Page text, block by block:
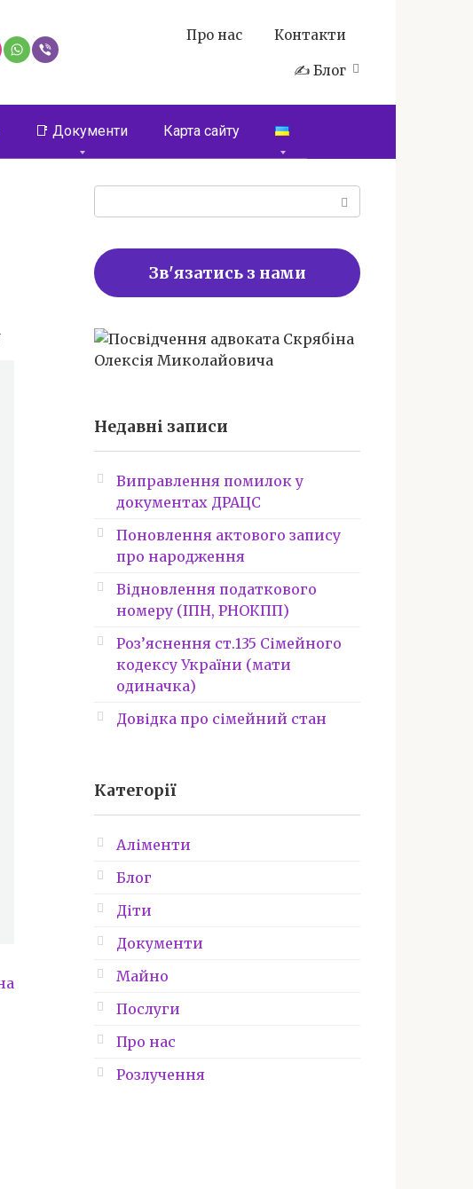
Про нас Контакти
✍️ Блог
📑 Документи Карта сайту
Зв'язатись з нами
Недавні записи
Виправлення помилок у
документах ДРАЦС
Поновлення актового запису
про народження
Відновлення податкового
номеру (ІПН, РНОКПП)
Роз’яснення ст.135 Сімейного
кодексу України (мати
одиначка)
Довідка про сімейний стан
Категорії
Аліменти
Блог
Діти
Документи
Майно
Послуги
Про нас
Розлучення